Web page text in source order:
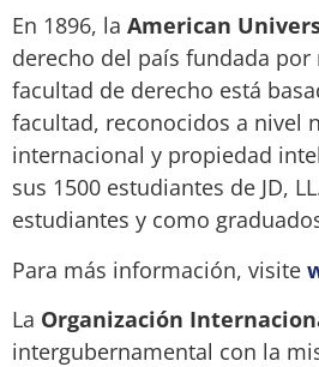
En 1896, la American
derecho del país fundada
facultad de derecho está
facultad, reconocidos a nivel
internacional y propiedad
sus 1500 estudiantes de JD,
estudiantes y como
Para más información, visite
La Organización
intergubernamental con la